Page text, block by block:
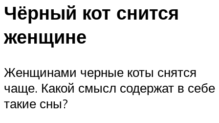
Чёрный кот снится
женщине
Женщинами черные коты снятся
чаще. Какой смысл содержат в себе
такие сны?